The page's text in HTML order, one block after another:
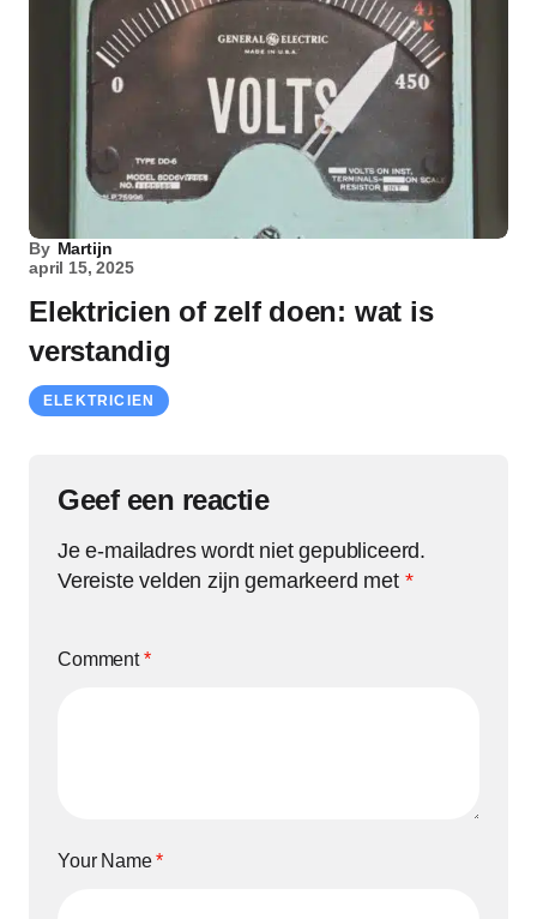
By Martijn
april 15, 2025
Elektricien of zelf doen: wat is
verstandig
ELEKTRICIEN
Geef een reactie
Je e-mailadres wordt niet gepubliceerd.
Vereiste velden zijn gemarkeerd met *
Comment*
Your Name*